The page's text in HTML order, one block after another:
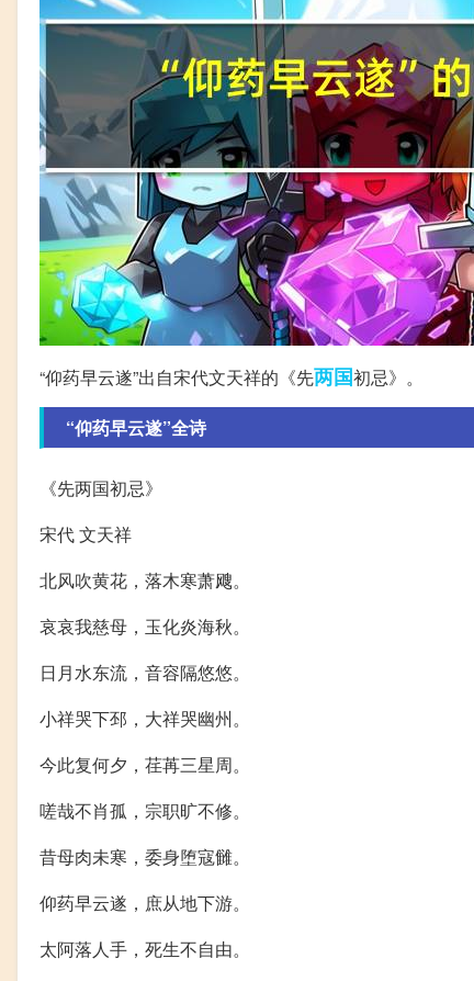
“仰药早云遂”出自宋代文天祥的《先两国初忌》。
“仰药早云遂”全诗
《先两国初忌》
宋代 文天祥
北风吹黄花，落木寒萧飕。
哀哀我慈母，玉化炎海秋。
日月水东流，音容隔悠悠。
小祥哭下邳，大祥哭幽州。
今此复何夕，荏苒三星周。
嗟哉不肖孤，宗职旷不修。
昔母肉未寒，委身堕寇雠。
仰药早云遂，庶从地下游。
太阿落人手，死生不自由。